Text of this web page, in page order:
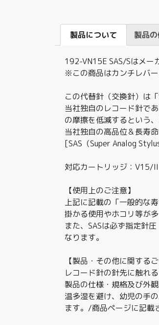
製品について 製品
192-VN15E SAS/Sはメー
※この商品はカンチレバー
この代替針（交換針）は
当社独自のレコード針で
の摩擦を低減するという
当社独自の高品位＆長寿命
[SAS（Super Analog
対応カートリッジ：V15/II
【使用上のご注意】
上記に記載の「一般的な
掛かる使用やホコリ等が
また、SASは必ず指定針
なります。
【製品・その他に関するご
レコード針の針先に触れ
製品の仕様・規格及び外
温多湿を避け、幼児の手
ます。/商品ページに記載